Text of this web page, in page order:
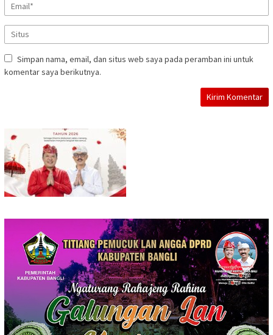
Simpan nama, email, dan situs web saya pada peramban ini untuk
komentar saya berikutnya.